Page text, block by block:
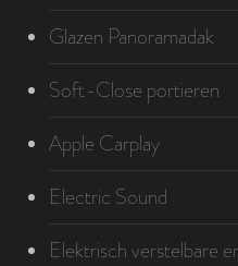
Glazen Panoramadak
Soft-Close portieren
Apple Carplay
Electric Sound
Elektrisch verstelbare